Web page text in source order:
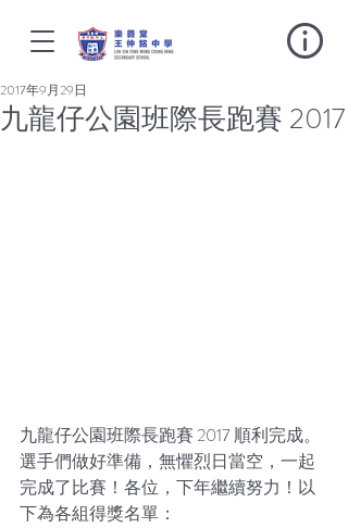
九龍仔公園班際長跑賽 2017
2017年9月29日
九龍仔公園班際長跑賽 2017 順利完成。
選手們做好準備，無懼烈日當空，一起
完成了比賽！各位，下年繼續努力！以
下為各組得獎名單：